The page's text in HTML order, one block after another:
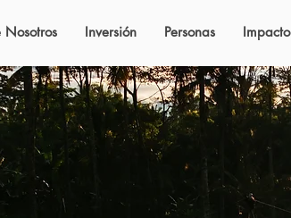
Nosotros Inversión Personas Impacto